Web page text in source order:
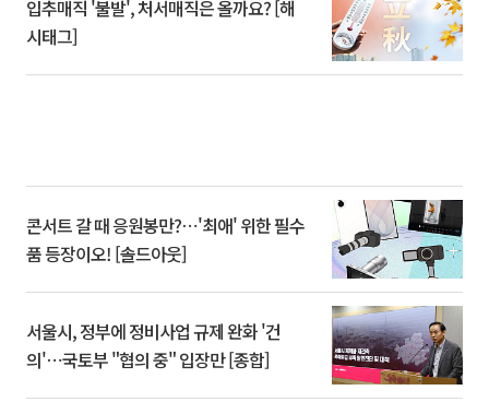
입추매직 '불발', 처서매직은 올까요? [해
시태그]
콘서트 갈 때 응원봉만?⋯'최애' 위한 필수
품 등장이오! [솔드아웃]
서울시, 정부에 정비사업 규제 완화 '건
의'⋯국토부 "협의 중" 입장만 [종합]